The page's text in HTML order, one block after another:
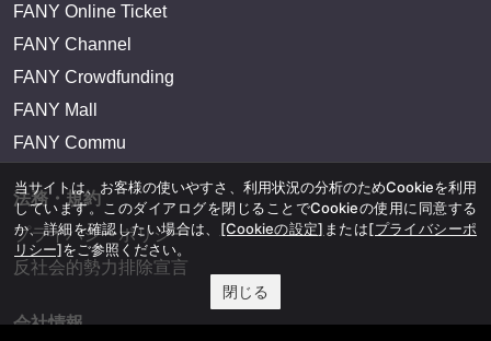
FANY Online Ticket
FANY Channel
FANY Crowdfunding
FANY Mall
FANY Commu
法務・規約
プライバシーポリシー
反社会的勢力排除宣言
会社情報
当サイトは、お客様の使いやすさ、利用状況の分析のためCookieを利用
しています。このダイアログを閉じることでCookieの使用に同意する
か、詳細を確認したい場合は、 [Cookieの設定] または[プライバシーポ
リシー]をご参照ください。
閉じる